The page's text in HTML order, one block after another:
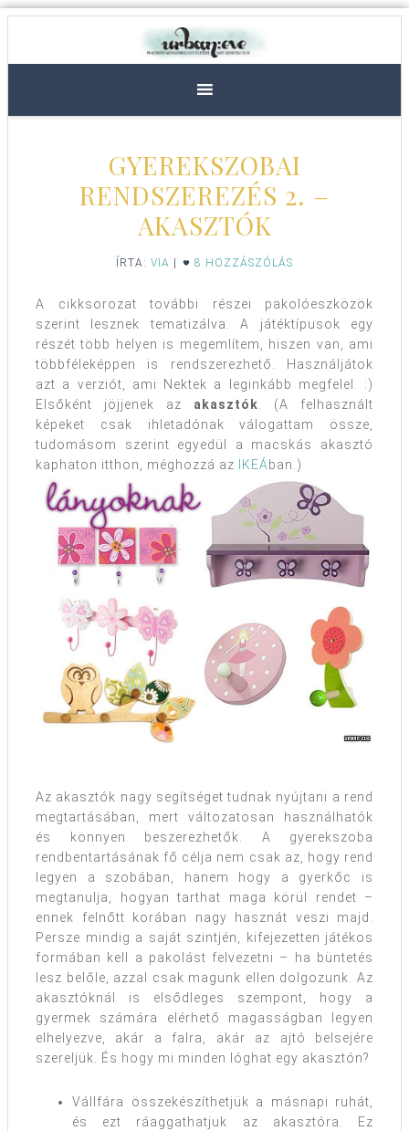
GYEREKSZOBAI
RENDSZEREZÉS 2. –
AKASZTÓK
ÍRTA: VIA 8 HOZZÁSZÓLÁS
A cikksorozat további részei pakolóeszközök
szerint lesznek tematizálva. A játéktípusok egy
részét több helyen is megemlítem, hiszen van, ami
többféleképpen is rendszerezhető. Használjátok
azt a verziót, ami Nektek a leginkább megfelel. :)
Elsőként jöjjenek az akasztók. (A felhasznált
képeket csak ihletadónak válogattam össze,
tudomásom szerint egyedül a macskás akasztó
kaphaton itthon, méghozzá az
IKEÁban.)
Az akasztók nagy segítséget tudnak nyújtani a rend
megtartásában, mert változatosan használhatók
és könnyen beszerezhetők. A gyerekszoba
rendbentartásának fő célja nem csak az, hogy rend
legyen a szobában, hanem hogy a gyerkőc is
megtanulja, hogyan tarthat maga körül rendet –
ennek felnőtt korában nagy hasznát veszi majd.
Persze mindig a saját szintjén, kifejezetten játékos
formában kell a pakolást felvezetni – ha büntetés
lesz belőle, azzal csak magunk ellen dolgozunk. Az
akasztóknál is elsődleges szempont, hogy a
gyermek számára elérhető magasságban legyen
elhelyezve, akár a falra, akár az ajtó belsejére
szereljük. És hogy mi minden lóghat egy akasztón?
Vállfára összekészíthetjük a másnapi ruhát,
és ezt ráaggathatjuk az akasztóra. Ez